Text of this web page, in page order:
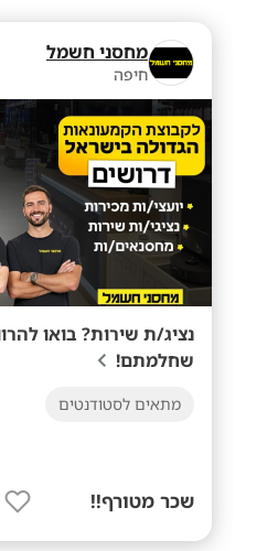
מחסני חשמל
חיפה
נציג/ת שירות? בואו
שחלמתם!
מתאים לסטודנטים
שכר מטורף!!